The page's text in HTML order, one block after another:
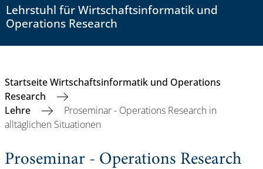
Lehrstuhl für Wirtschaftsinformatik und
Operations Research
Startseite Wirtschaftsinformatik und Operations
Research
Lehre
Proseminar - Operations Research in
alltäglichen Situationen
Proseminar - Operations Research